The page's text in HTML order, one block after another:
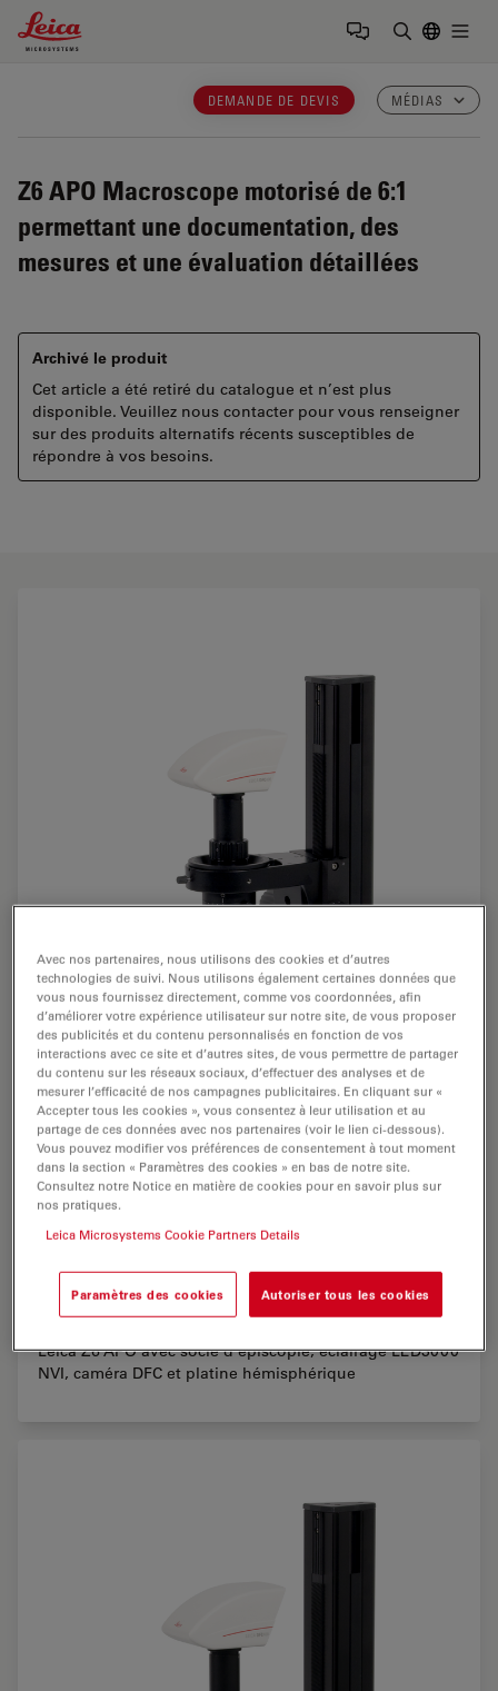
Leica Microsystems Logo
DEMANDE DE DEVIS MÉDIAS
Z6 APO Macroscope motorisé de 6:1
permettant une documentation, des
mesures et une évaluation détaillées
Archivé le produit
Cet article a été retiré du catalogue et n’est plus
disponible. Veuillez nous contacter pour vous renseigner
sur des produits alternatifs récents susceptibles de
répondre à vos besoins.
Leica Z6 APO
Leica Z6 APO avec socle d'épiscopie, éclairage LED3000
NVI, caméra DFC et platine hémisphérique
Avec nos partenaires, nous utilisons des cookies et d’autres
technologies de suivi. Nous utilisons également certaines données que
vous nous fournissez directement, comme vos coordonnées, afin
d’améliorer votre expérience utilisateur sur notre site, de vous proposer
des publicités et du contenu personnalisés en fonction de vos
interactions avec ce site et d’autres sites, de vous permettre de partager
du contenu sur les réseaux sociaux, d’effectuer des analyses et de
mesurer l’efficacité de nos campagnes publicitaires. En cliquant sur «
Accepter tous les cookies », vous consentez à leur utilisation et au
partage de ces données avec nos partenaires (voir le lien ci-dessous).
Vous pouvez modifier vos préférences de consentement à tout moment
dans la section « Paramètres des cookies » en bas de notre site.
Consultez notre Notice en matière de cookies pour en savoir plus sur
nos pratiques.
Leica Microsystems Cookie Partners Details
Paramètres des cookies Autoriser tous les cookies